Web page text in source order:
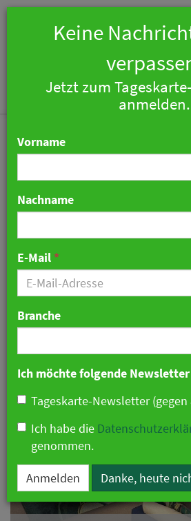
Oetker
präsentiert
italienisches
Hotel
24. Februar 2021 09:38 Uhr|
Keine
Jetzt zum
anmelden.
Vorname
Nachname
E-Mail *
Branche
Ich möchte folgende
Tageskarte-Newsletter (gegen
Ich habe die
genommen.
Anmelden Danke, heute